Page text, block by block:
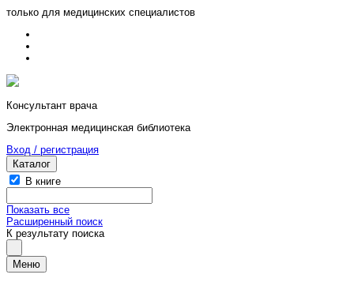
только для медицинских специалистов
Консультант врача
Электронная медицинская библиотека
Вход / регистрация
Каталог
В книге
Показать все
Расширенный поиск
К результату поиска
Меню